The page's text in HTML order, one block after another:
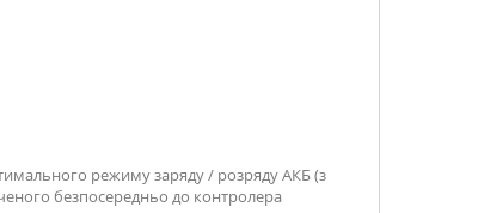
режиму заряду / розряду АКБ (з
безпосередньо до контролера